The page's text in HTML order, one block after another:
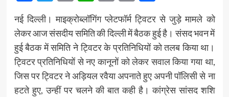
Link
नई दिल्ली। माइक्रोब्लॉगिंग प्लेटफॉर्म ट्विटर से जुड़े मामले को
लेकर आज संसदीय समिति की दिल्ली में बैठक हुई है। संसद भवन में
हुई बैठक में समिति ने ट्विटर के प्रतिनिधियों को तलब किया था।
ट्विटर प्रतिनिधियों से नए कानूनों को लेकर सवाल किया गया था,
जिस पर ट्विटर ने अड़ियल रवैया अपनाते हुए अपनी पॉलिसी से ना
हटते हुए, उन्हीं पर चलने की बात कही है। कांग्रेस सांसद शशि